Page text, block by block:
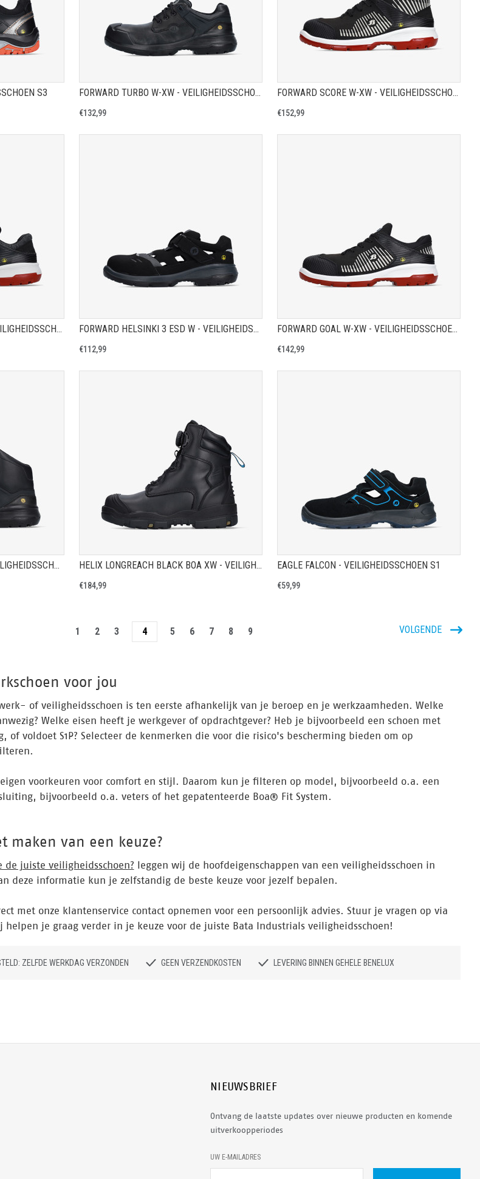
S3 FORWARD TURBO W-XW - VEILIGHEIDSSCHOEN S3
€132,99
FORWARD SCORE W-XW - VEILIGHEIDSSCHOEN S3
€152,99
FORWARD LEGEND W-XW - VEILIGHEIDSSCHOEN S1P
TOON PRODUCTPAGINA
FORWARD HELSINKI 3 ESD W - VEILIGHEIDSSCHOEN S1P
€112,99
TOON PRODUCTPAGINA
FORWARD GOAL W-XW - VEILIGHEIDSSCHOEN S3
€142,99
FORWARD ENGINE W-XW - VEILIGHEIDSSCHOEN S3
TOON PRODUCTPAGINA
HELIX LONGREACH BLACK BOA XW - VEILIGHEIDSSCHOEN S3
€184,99
TOON PRODUCTPAGINA
EAGLE FALCON - VEILIGHEIDSSCHOEN S1
€59,99
1 2 3 4 5 6 7 8 9 VOLGENDE
voor jou
of veiligheidsschoen is ten eerste afhankelijk van je beroep en je werkzaamheden. Welke
Welke eisen heeft je werkgever of opdrachtgever? Heb je bijvoorbeeld een schoen met
of voldoet S1P? Selecteer de kenmerken die voor die risico's bescherming bieden om op
voorkeuren voor comfort en stijl. Daarom kun je filteren op model, bijvoorbeeld o.a. een
bijvoorbeeld o.a. veters of het gepatenteerde Boa® Fit System.
maken van een keuze?
de juiste veiligheidsschoen? leggen wij de hoofdeigenschappen van een veiligheidsschoen in
deze informatie kun je zelfstandig de beste keuze voor jezelf bepalen.
met onze klantenservice contact opnemen voor een persoonlijk advies. Stuur je vragen op via
je graag verder in je keuze voor de juiste Bata Industrials veiligheidsschoen!
ZELFDE WERKDAG VERZONDEN GEEN VERZENDKOSTEN LEVERING BINNEN GEHELE BENELUX
NIEUWSBRIEF
Ontvang de laatste updates over nieuwe producten en komende
uitverkoopperiodes
E
-
M
UW E-MAILADRES